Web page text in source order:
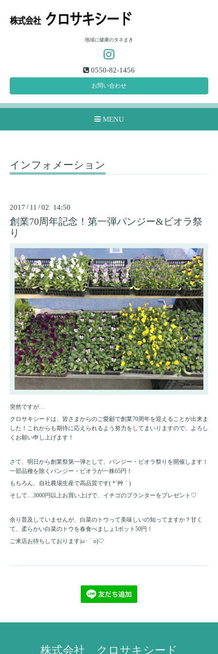
地域に健康のタネまき
0550-82-1456
お問い合わせ
MENU
インフォメーション
2017 / 11 /02 14:50
創業70周年記念！第一弾パンジー&ビオラ祭
り
突然ですが…
クロサキシードは、皆さまからのご愛顧で創業70周年を迎えることが出来ま
した！これからも期待に応えられるよう努力をしてまいりますので、よろし
くお願い申し上げます！
さて、明日から創業祭第一弾として、パンジー・ビオラ祭りを開催します！
一部品種を除くパンジー・ビオラが一株65円！
もちろん、自社農場生産で高品質です( *´艸｀)
そして…3000円以上お買い上げで、イチゴのプランターをプレゼント♡
余り普及していませんが、白菜のトウって美味しいの知ってますか？甘く
て、柔らかい白菜のトウを春食べましょ1ポット50円！
ご来店お待ちしております|ω･｀o)♡
株式会社 クロサキシード